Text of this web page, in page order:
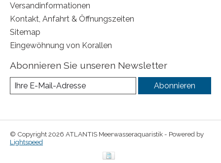
Versandinformationen
Kontakt, Anfahrt & Öffnungszeiten
Sitemap
Eingewöhnung von Korallen
Abonnieren Sie unseren Newsletter
Abonnieren
© Copyright 2026 ATLANTIS Meerwasseraquaristik - Powered by
Lightspeed